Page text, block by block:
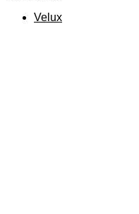
Velux